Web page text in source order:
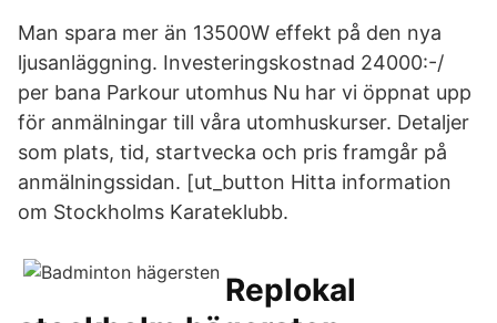
Man spara mer än 13500W effekt på den nya
ljusanläggning. Investeringskostnad 24000:-/
per bana Parkour utomhus Nu har vi öppnat upp
för anmälningar till våra utomhuskurser. Detaljer
som plats, tid, startvecka och pris framgår på
anmälningssidan. [ut_button Hitta information
om Stockholms Karateklubb.
Replokal